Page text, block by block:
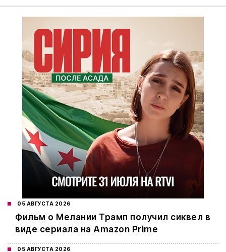
05 АВГУСТА 2026
Фильм о Мелании Трамп получил сиквел в
виде сериала на Amazon Prime
05 АВГУСТА 2026